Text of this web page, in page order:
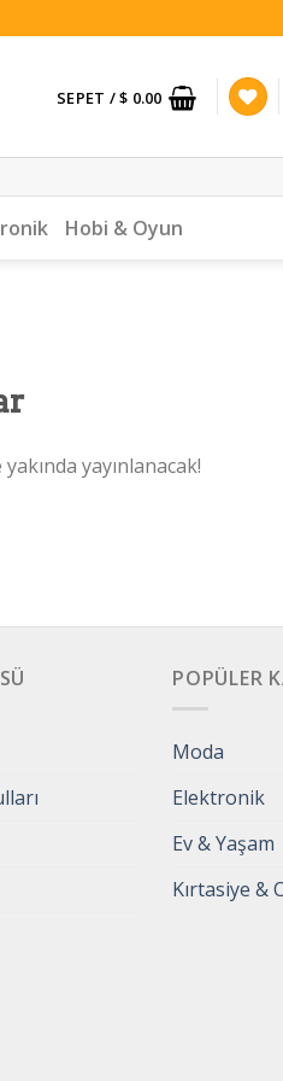
SEPET /$ 0.00
Hobi & Oyun
yayınlanacak!
POPÜLER
Moda
Elektronik
Ev & Yaşam
Kırtasiye &